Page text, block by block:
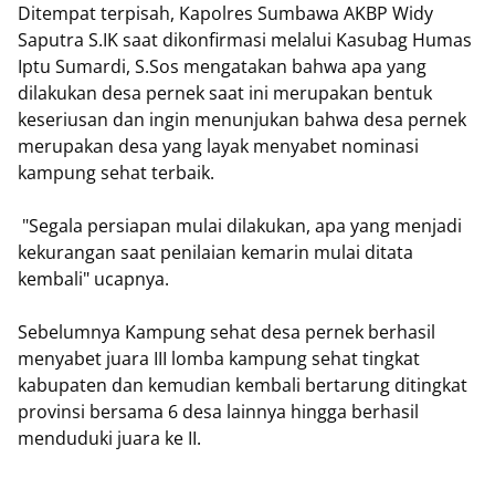
Ditempat terpisah, Kapolres Sumbawa AKBP Widy
Saputra S.IK saat dikonfirmasi melalui Kasubag Humas
Iptu Sumardi, S.Sos mengatakan bahwa apa yang
dilakukan desa pernek saat ini merupakan bentuk
keseriusan dan ingin menunjukan bahwa desa pernek
merupakan desa yang layak menyabet nominasi
kampung sehat terbaik.
"Segala persiapan mulai dilakukan, apa yang menjadi
kekurangan saat penilaian kemarin mulai ditata
kembali" ucapnya.
Sebelumnya Kampung sehat desa pernek berhasil
menyabet juara III lomba kampung sehat tingkat
kabupaten dan kemudian kembali bertarung ditingkat
provinsi bersama 6 desa lainnya hingga berhasil
menduduki juara ke II.